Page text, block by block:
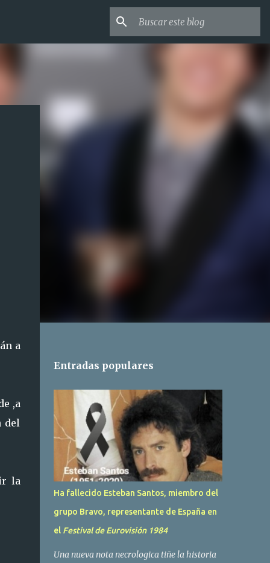
a
,a
del
la
Entradas populares
Ha fallecido Esteban Santos, miembro del
grupo Bravo, representante de España en
el Festival de Eurovisión 1984
Una nueva nota necrologica tiñe la historia